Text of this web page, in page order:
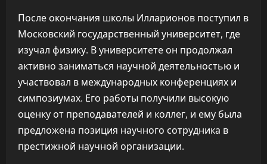
После окончания школы Илларионов поступил в
Московский государственный университет, где
изучал физику. В университете он продолжал
активно заниматься научной деятельностью и
участвовал в международных конференциях и
симпозиумах. Его работы получили высокую
оценку от преподавателей и коллег, и ему была
предложена позиция научного сотрудника в
престижной научной организации.